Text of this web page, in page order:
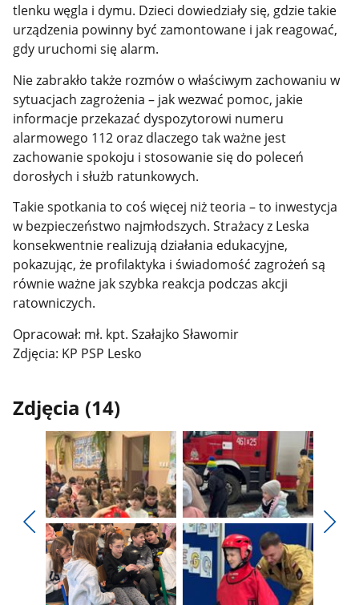
tlenku węgla i dymu. Dzieci dowiedziały się, gdzie takie
urządzenia powinny być zamontowane i jak reagować,
gdy uruchomi się alarm.
Nie zabrakło także rozmów o właściwym zachowaniu w
sytuacjach zagrożenia – jak wezwać pomoc, jakie
informacje przekazać dyspozytorowi numeru
alarmowego 112 oraz dlaczego tak ważne jest
zachowanie spokoju i stosowanie się do poleceń
dorosłych i służb ratunkowych.
Takie spotkania to coś więcej niż teoria – to inwestycja
w bezpieczeństwo najmłodszych. Strażacy z Leska
konsekwentnie realizują działania edukacyjne,
pokazując, że profilaktyka i świadomość zagrożeń są
równie ważne jak szybka reakcja podczas akcji
ratowniczych.
Opracował: mł. kpt. Szałajko Sławomir
Zdjęcia: KP PSP Lesko
Zdjęcia (14)
Pokaż
poprzednie
zdjęcia
Pokaż
zdjęcie
1
z
galerii.
Pokaż
zdjęcie
2
galerii.